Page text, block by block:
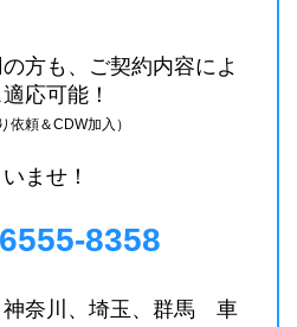
方も、ご契約内容によ
応可能！
依頼＆CDW加入）
ませ！
8358
神奈川、埼玉、群馬 車